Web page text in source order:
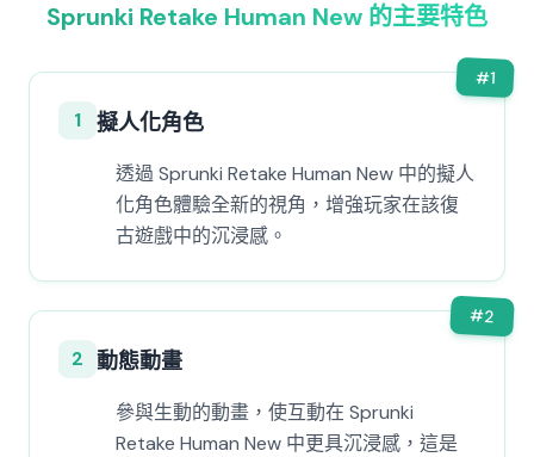
Sprunki Retake Human New 的主要特色
#1
1 擬人化角色
透過 Sprunki Retake Human New 中的擬人
化角色體驗全新的視角，增強玩家在該復
古遊戲中的沉浸感。
#2
2 動態動畫
參與生動的動畫，使互動在 Sprunki
Retake Human New 中更具沉浸感，這是